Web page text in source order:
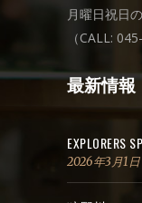
月曜日祝日
（CALL:
最新情報
EXPLORERS
2026年3月1日